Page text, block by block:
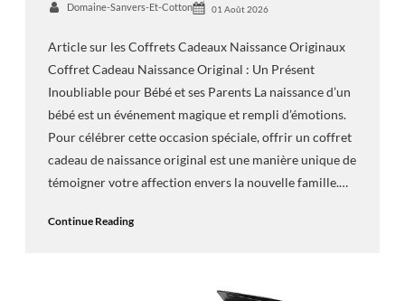
Domaine-Sanvers-Et-Cotton 01 Août 2026
Article sur les Coffrets Cadeaux Naissance Originaux
Coffret Cadeau Naissance Original : Un Présent
Inoubliable pour Bébé et ses Parents La naissance d’un
bébé est un événement magique et rempli d’émotions.
Pour célébrer cette occasion spéciale, offrir un coffret
cadeau de naissance original est une manière unique de
témoigner votre affection envers la nouvelle famille.…
Continue Reading